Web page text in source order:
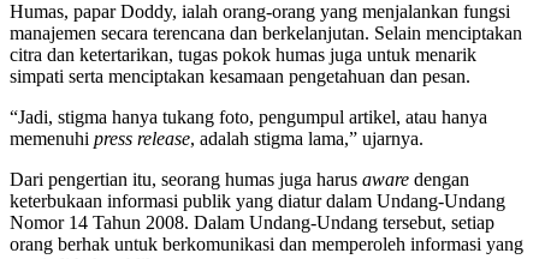
Humas, papar Doddy, ialah orang-orang yang menjalankan fungsi
manajemen secara terencana dan berkelanjutan. Selain menciptakan
citra dan ketertarikan, tugas pokok humas juga untuk menarik
simpati serta menciptakan kesamaan pengetahuan dan pesan.
“Jadi, stigma hanya tukang foto, pengumpul artikel, atau hanya
memenuhi press release, adalah stigma lama,” ujarnya.
Dari pengertian itu, seorang humas juga harus aware dengan
keterbukaan informasi publik yang diatur dalam Undang-Undang
Nomor 14 Tahun 2008. Dalam Undang-Undang tersebut, setiap
orang berhak untuk berkomunikasi dan memperoleh informasi yang